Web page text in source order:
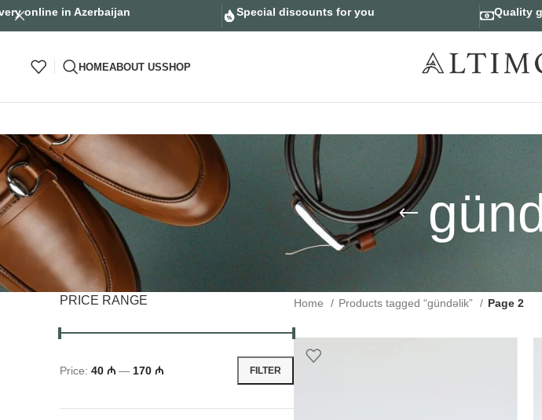
HOMEABOUT USSHOP
PRICE RANGE
FILTER
Price: 40 ₼ — 170 ₼
Home Products tagged “gündəlik” Page 2
online in Azerbaijan Special discounts for you Quality